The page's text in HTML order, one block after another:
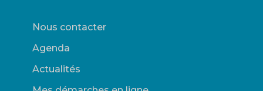
Nous contacter
Agenda
Actualités